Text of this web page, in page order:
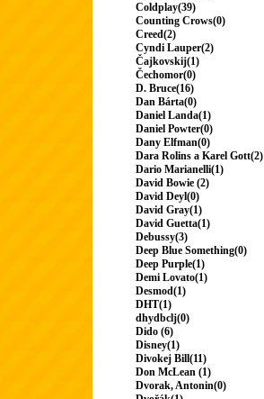
Coldplay(39)
Counting Crows(0)
Creed(2)
Cyndi Lauper(2)
Čajkovskij(1)
Čechomor(0)
D. Bruce(16)
Dan Bárta(0)
Daniel Landa(1)
Daniel Powter(0)
Dany Elfman(0)
Dara Rolins a Karel Gott(2)
Dario Marianelli(1)
David Bowie (2)
David Deyl(0)
David Gray(1)
David Guetta(1)
Debussy(3)
Deep Blue Something(0)
Deep Purple(1)
Demi Lovato(1)
Desmod(1)
DHT(1)
dhydbclj(0)
Dido (6)
Disney(1)
Divokej Bill(11)
Don McLean (1)
Dvorak, Antonin(0)